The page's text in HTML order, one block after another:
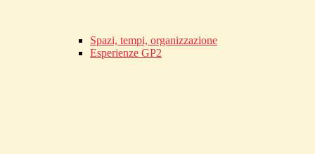
Spazi, tempi, organizzazione
Esperienze GP2